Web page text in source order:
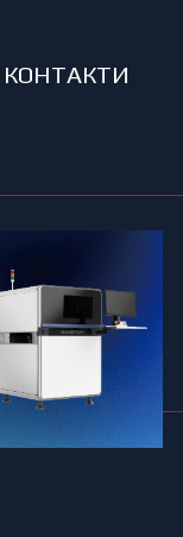
КОНТАКТИ